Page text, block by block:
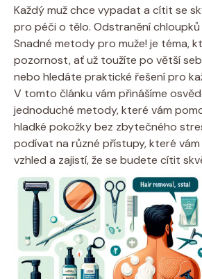
Každý muž chce vypadat a cítit se
pro péči o tělo. Odstranění chloupků
Snadné metody pro muže! je téma,
pozornost, ať už toužíte po větší
nebo hledáte praktické řešení pro
V tomto článku vám přinášíme
jednoduché metody, které vám
hladké pokožky bez zbytečného
podívat na různé přístupy, které
vzhled a zajistí, že se budete cítit